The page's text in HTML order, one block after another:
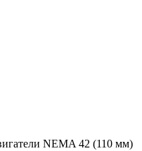
NEMA 42 (110 мм)